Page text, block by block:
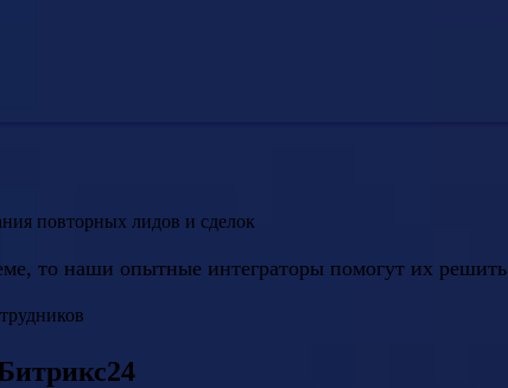
повторных лидов и сделок
то наши опытные интеграторы помогут их решить